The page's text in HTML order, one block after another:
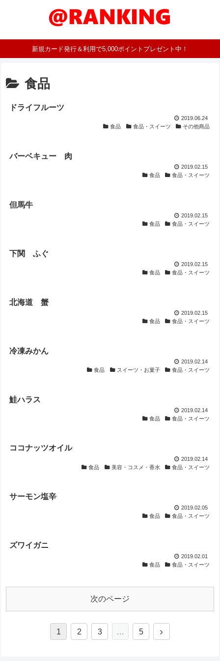
新規カード発行＆利用で5,000ポイントプレゼント中！
食品
ドライフルーツ
2019.06.24
食品
食品・スイーツ その他商品
バーベキュー 肉
2019.02.15
食品
食品・スイーツ
但馬牛
2019.02.15
食品
食品・スイーツ
下関 ふぐ
2019.02.15
食品
食品・スイーツ
北海道 蟹
2019.02.15
食品
食品・スイーツ
冷凍みかん
2019.02.14
食品
スイーツ・お菓子 食品・スイーツ
鮭ハラス
2019.02.14
食品
食品・スイーツ
ココナッツオイル
2019.02.14
食品
美容・コスメ・香水 食品・スイーツ
サーモン塩辛
2019.02.05
食品
食品・スイーツ
ズワイガニ
2019.02.01
食品
食品・スイーツ
次のページ
1 2 3 … 5